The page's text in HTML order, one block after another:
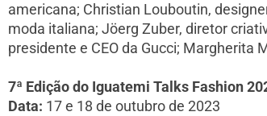
americana; Christian Louboutin,
moda italiana; Jöerg Zuber, diretor
presidente e CEO da Gucci; Margherita
7ª Edição do Iguatemi Talks Fashion
Data: 17 e 18 de outubro de 2023